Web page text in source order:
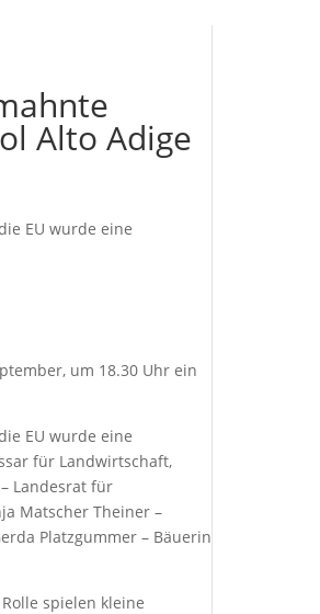
Alto Adige
EU wurde eine
um 18.30 Uhr ein
EU wurde eine
für Landwirtschaft,
Landesrat für
Matscher Theiner –
Platzgummer – Bäuerin
spielen kleine